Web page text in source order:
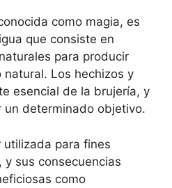
como magia, es
que consiste en
para producir
Los hechizos y
esencial de la brujería, y
un determinado objetivo.
para fines
sus consecuencias
como